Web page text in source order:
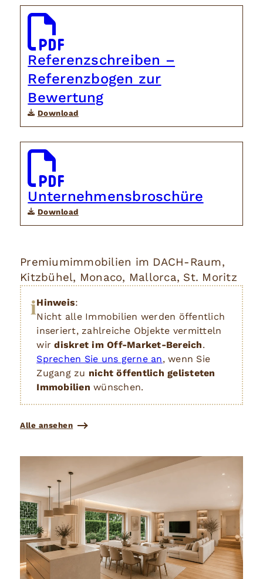
Referenzschreiben –
Referenzbogen zur
Bewertung
Download
Unternehmensbroschüre
Download
Premiumimmobilien im DACH-Raum,
Kitzbühel, Monaco, Mallorca, St. Moritz
iHinweis:
Nicht alle Immobilien werden öffentlich
inseriert, zahlreiche Objekte vermitteln
wirdiskret im Off-Market-Bereich.
Sprechen Sie uns gerne an, wenn Sie
Zugang zu nicht öffentlich gelisteten
Immobilien wünschen.
Alle ansehen